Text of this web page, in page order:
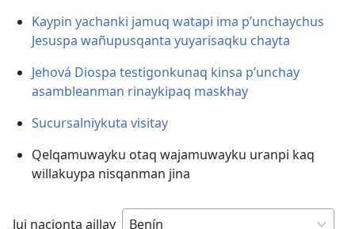
Kaypin yachanki jamuq watapi ima p’unchaychus
Jesuspa wañupusqanta yuyarisaqku chayta
Jehová Diospa testigonkunaq kinsa p’unchay
asambleanman rinaykipaq maskhay
Sucursalniykuta visitay
Qelqamuwayku otaq wajamuwayku uranpi kaq
willakuypa nisqanman jina
Juj nacionta ajllay